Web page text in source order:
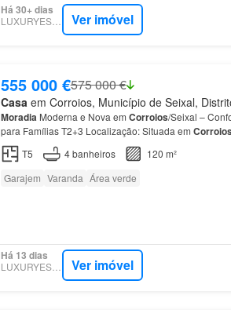
Há 30+ dias
LUXURYESTATE Ver imóvel
555 000 €575 000 €
Casa em Corroios, Município de Seixal,
Moradia Moderna e Nova em Corroios/Seixal –
para Famílias T2+3 Localização: Situada em Corroios
1º Andar: Suite principal comcasa
T5 4banheiros
120 m²
Garajem Varanda Área verde
Há 13 dias
LUXURYESTATE Ver imóvel